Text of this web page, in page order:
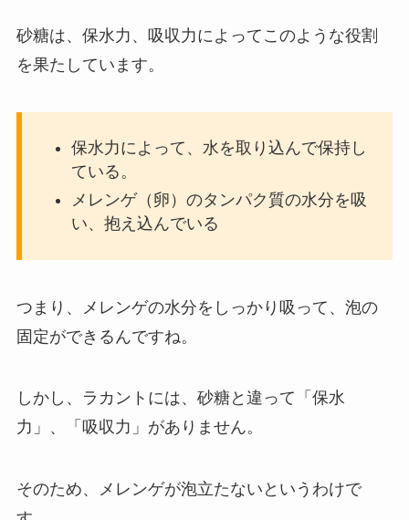
砂糖は、保水力、吸収力によってこのような役割
を果たしています。
保水力によって、水を取り込んで保持し
ている。
メレンゲ（卵）のタンパク質の水分を吸
い、抱え込んでいる
つまり、メレンゲの水分をしっかり吸って、泡の
固定ができるんですね。
しかし、ラカントには、砂糖と違って「保水
力」、「吸収力」がありません。
そのため、メレンゲが泡立たないというわけで